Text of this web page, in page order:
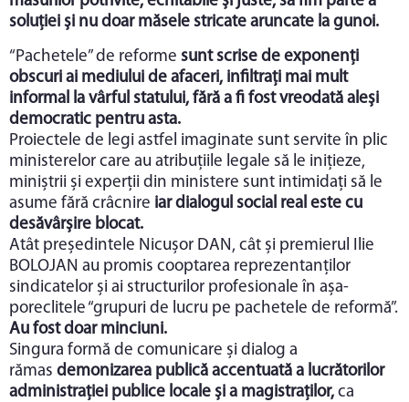
soluției și nu doar măsele stricate aruncate la gunoi.
“Pachetele” de reforme sunt scrise de exponenți
obscuri ai mediului de afaceri, infiltrați mai mult
informal la vârful statului, fără a fi fost vreodată aleși
democratic pentru asta.
Proiectele de legi astfel imaginate sunt servite în plic
ministerelor care au atribuțiile legale să le inițieze,
miniștrii și experții din ministere sunt intimidați să le
asume fără crâcnire iar dialogul social real este cu
desăvârșire blocat.
Atât președintele Nicușor DAN, cât și premierul Ilie
BOLOJAN au promis cooptarea reprezentanților
sindicatelor și ai structurilor profesionale în așa-
poreclitele “grupuri de lucru pe pachetele de reformă”.
Au fost doar minciuni.
Singura formă de comunicare și dialog a
rămas demonizarea publică accentuată a lucrătorilor
administrației publice locale și a magistraților, ca